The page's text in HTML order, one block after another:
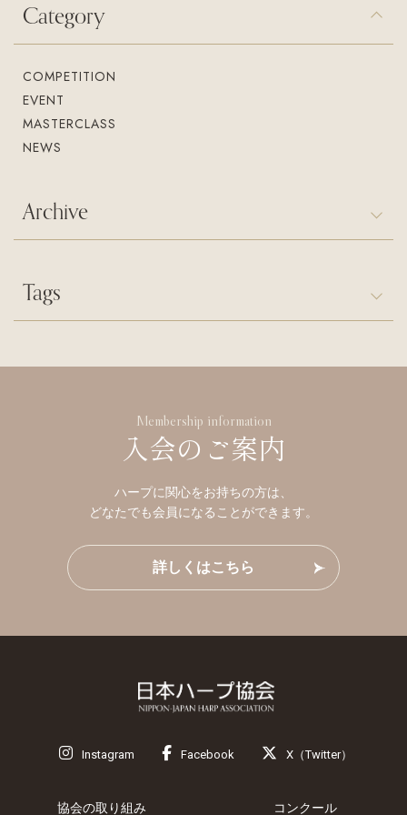
Category
COMPETITION
EVENT
MASTERCLASS
NEWS
Archive
Tags
Membership information
入会のご案内
ハープに関心をお持ちの方は、
どなたでも会員になることができます。
詳しくはこちら
Instagram Facebook X（Twitter）
協会の取り組み コンクール